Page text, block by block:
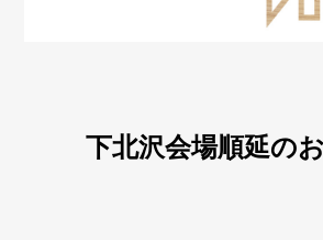
下北沢会場順延の